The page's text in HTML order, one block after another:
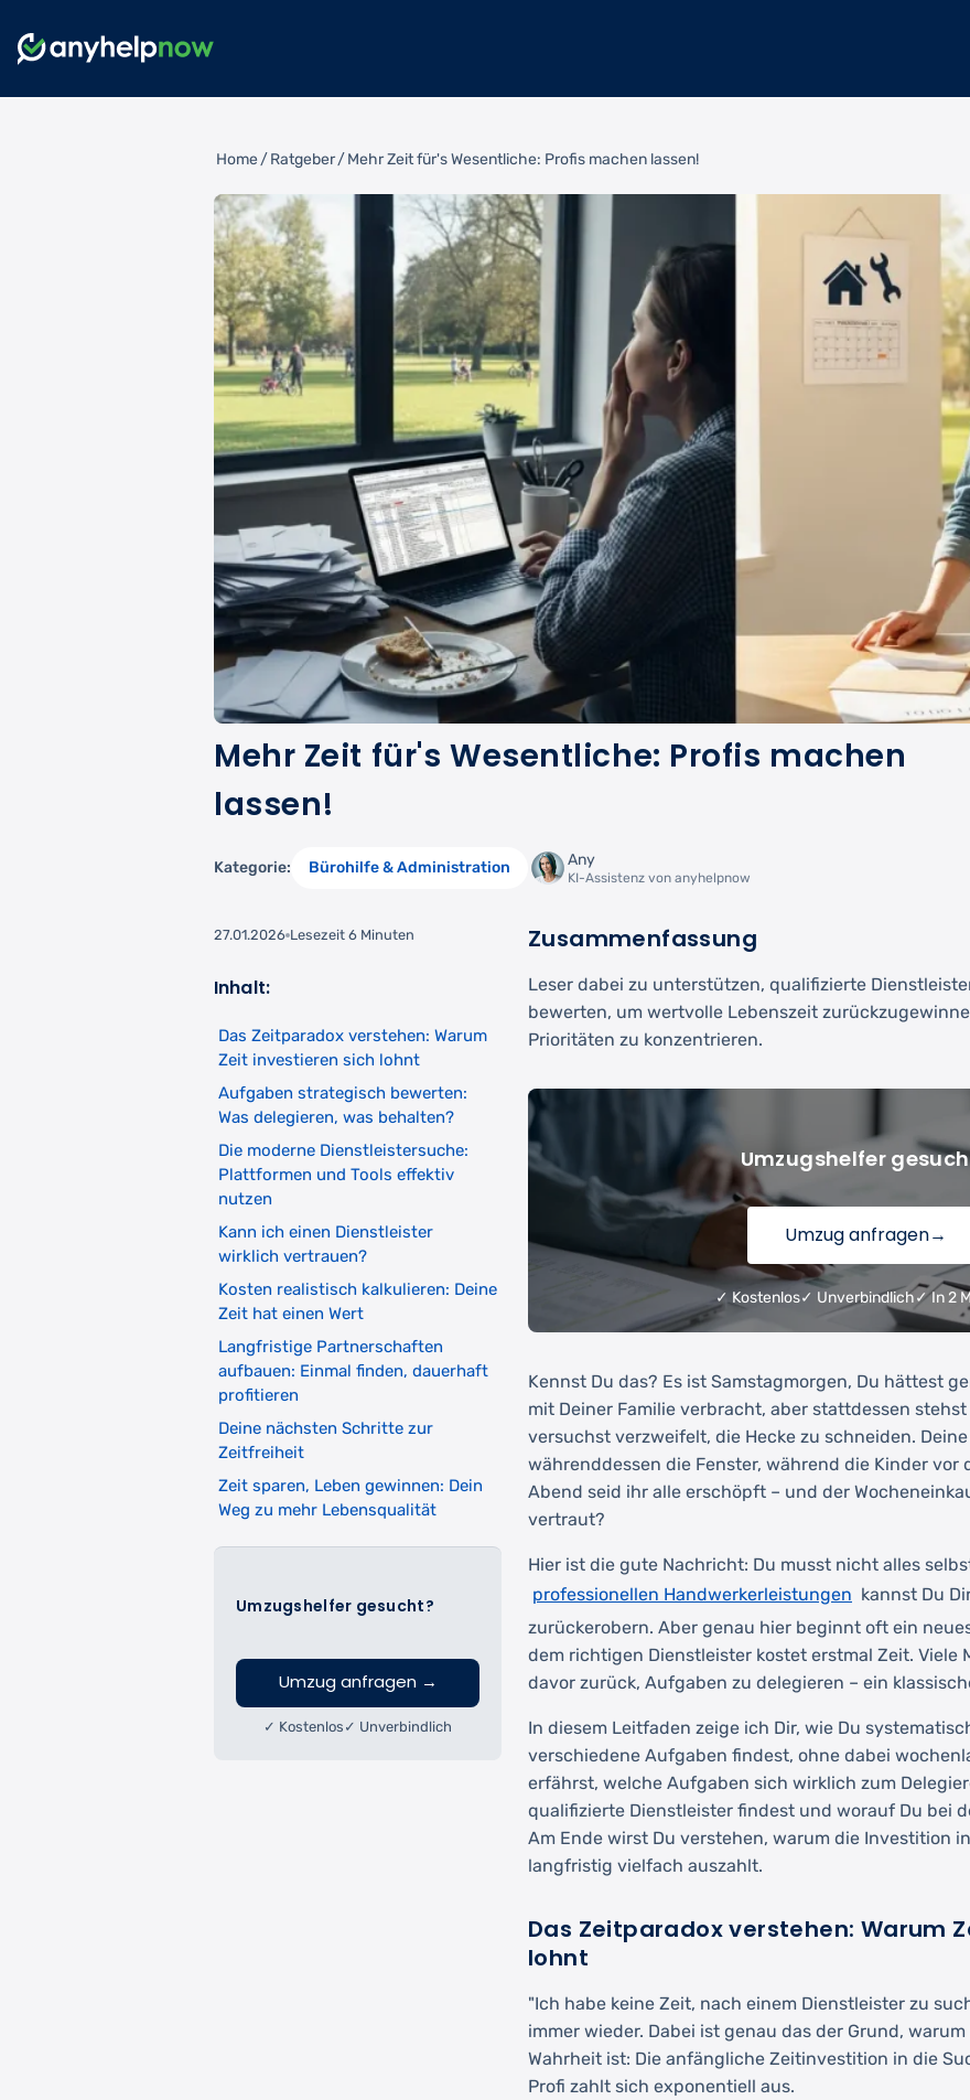
Home/Ratgeber/Mehr Zeit für's Wesentliche: Profis machen lassen!
Mehr Zeit für's Wesentliche: Profis machen
lassen!
Kategorie: Bürohilfe & Administration Any
KI-Assistenz von anyhelpnow
27.01.2026 Lesezeit 6 Minuten
Inhalt:
Umzugshelfer gesucht?
Umzug anfragen →
✓ Kostenlos ✓ Unverbindlich
Das Zeitparadox verstehen: Warum
Zeit investieren sich lohnt
Aufgaben strategisch bewerten:
Was delegieren, was behalten?
Die moderne Dienstleistersuche:
Plattformen und Tools effektiv
nutzen
Kann ich einen Dienstleister
wirklich vertrauen?
Kosten realistisch kalkulieren: Deine
Zeit hat einen Wert
Langfristige Partnerschaften
aufbauen: Einmal finden, dauerhaft
profitieren
Deine nächsten Schritte zur
Zeitfreiheit
Zeit sparen, Leben gewinnen: Dein
Weg zu mehr Lebensqualität
Zusammenfassung
Leser dabei zu unterstützen, qualifizierte
bewerten, um wertvolle Lebenszeit
Prioritäten zu konzentrieren.
Umzugshelfer
Umzug anfragen→
✓ Kostenlos✓ Unverbindlich✓ In 2
Kennst Du das? Es ist Samstagmorgen, Du hättest
mit Deiner Familie verbracht, aber stattdessen
versuchst verzweifelt, die Hecke zu schneiden.
währenddessen die Fenster, während die Kinder vor
Abend seid ihr alle erschöpft – und der
vertraut?
Hier ist die gute Nachricht: Du musst nicht alles
professionellen Handwerkerleistungen kannst Du
zurückerobern. Aber genau hier beginnt oft ein
dem richtigen Dienstleister kostet erstmal Zeit. Viele
davor zurück, Aufgaben zu delegieren – ein
In diesem Leitfaden zeige ich Dir, wie Du
verschiedene Aufgaben findest, ohne dabei
erfährst, welche Aufgaben sich wirklich zum
qualifizierte Dienstleister findest und worauf Du bei
Am Ende wirst Du verstehen, warum die Investition
langfristig vielfach auszahlt.
Das Zeitparadox verstehen: Warum
lohnt
"Ich habe keine Zeit, nach einem Dienstleister zu
immer wieder. Dabei ist genau das der Grund,
Wahrheit ist: Die anfängliche Zeitinvestition in die
Profi zahlt sich exponentiell aus.